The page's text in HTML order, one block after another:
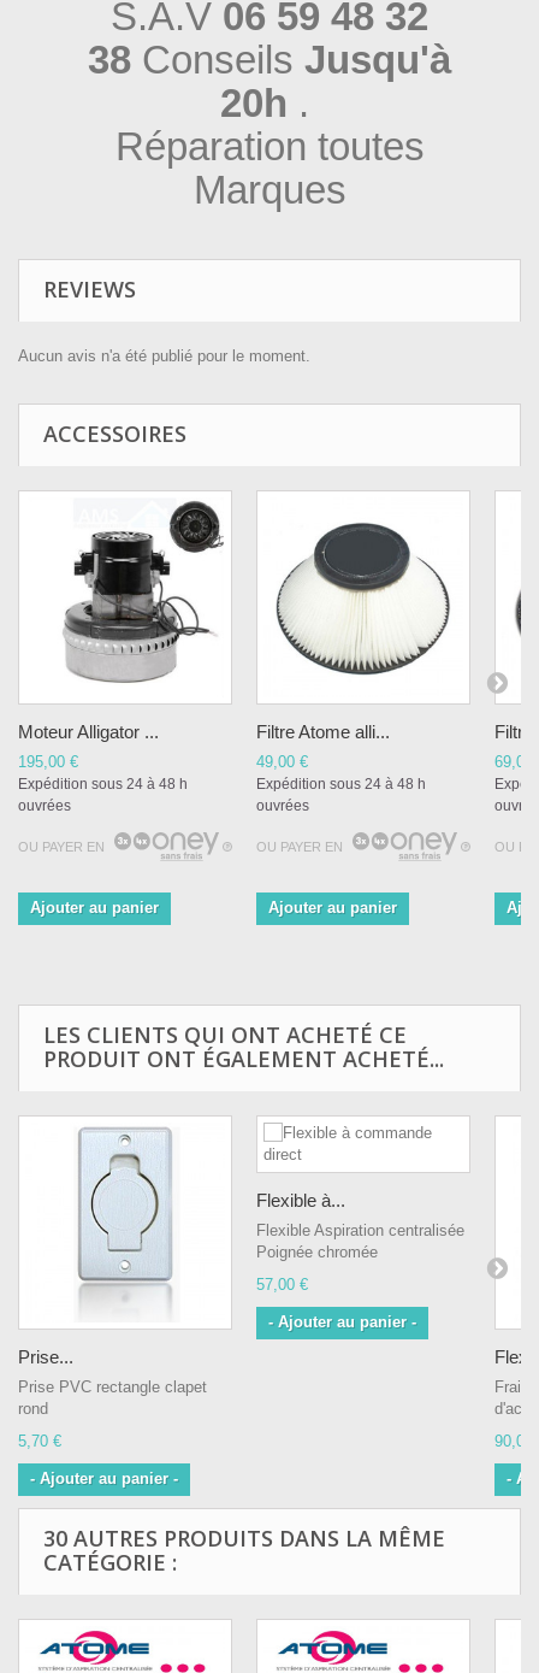
S.A.V 06 59 48 32
38 Conseils Jusqu'à
20h .
Réparation toutes
Marques
REVIEWS
Aucun avis n'a été publié pour le moment.
ACCESSOIRES
Moteur Alligator ...
195,00 €
Expédition sous 24 à 48 h
ouvrées
OU PAYER EN
Ajouter au panier
Filtre Atome alli...
49,00 €
Expédition sous 24 à 48 h
ouvrées
OU PAYER EN
Ajouter au panier
Filtre
69,00
OU
LES CLIENTS QUI ONT ACHETÉ CE
PRODUIT ONT ÉGALEMENT ACHETÉ...
Prise...
Prise PVC rectangle clapet
rond
5,70 €
- Ajouter au panier -
Flexible à...
Flexible Aspiration centralisée
Poignée chromée
57,00 €
- Ajouter au panier -
Frais
90,00
-
30 AUTRES PRODUITS DANS LA MÊME
CATÉGORIE :